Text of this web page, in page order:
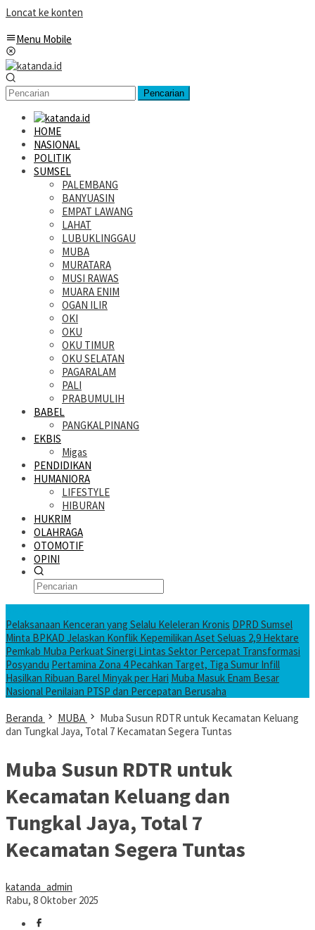
Loncat ke konten
Menu Mobile
Pencarian
HOME
NASIONAL
POLITIK
SUMSEL
PALEMBANG
BANYUASIN
EMPAT LAWANG
LAHAT
LUBUKLINGGAU
MUBA
MURATARA
MUSI RAWAS
MUARA ENIM
OGAN ILIR
OKI
OKU
OKU TIMUR
OKU SELATAN
PAGARALAM
PALI
PRABUMULIH
BABEL
PANGKALPINANG
EKBIS
Migas
PENDIDIKAN
HUMANIORA
LIFESTYLE
HIBURAN
HUKRIM
OLAHRAGA
OTOMOTIF
OPINI
Pelaksanaan Kenceran yang Selalu Keleleran Kronis DPRD Sumsel
Minta BPKAD Jelaskan Konflik Kepemilikan Aset Seluas 2,9 Hektare
Pemkab Muba Perkuat Sinergi Lintas Sektor Percepat Transformasi
Posyandu Pertamina Zona 4 Pecahkan Target, Tiga Sumur Infill
Hasilkan Ribuan Barel Minyak per Hari Muba Masuk Enam Besar
Nasional Penilaian PTSP dan Percepatan Berusaha
Beranda
MUBA
Muba Susun RDTR untuk Kecamatan Keluang
dan Tungkal Jaya, Total 7 Kecamatan Segera Tuntas
Muba Susun RDTR untuk
Kecamatan Keluang dan
Tungkal Jaya, Total 7
Kecamatan Segera Tuntas
katanda_admin
Rabu, 8 Oktober 2025